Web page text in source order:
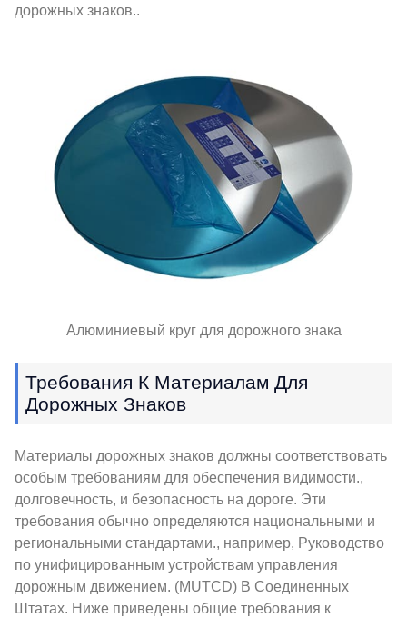
дорожных знаков..
Алюминиевый круг для дорожного знака
Требования К Материалам Для
Дорожных Знаков
Материалы дорожных знаков должны соответствовать
особым требованиям для обеспечения видимости.,
долговечность, и безопасность на дороге. Эти
требования обычно определяются национальными и
региональными стандартами., например, Руководство
по унифицированным устройствам управления
дорожным движением. (MUTCD) В Соединенных
Штатах. Ниже приведены общие требования к